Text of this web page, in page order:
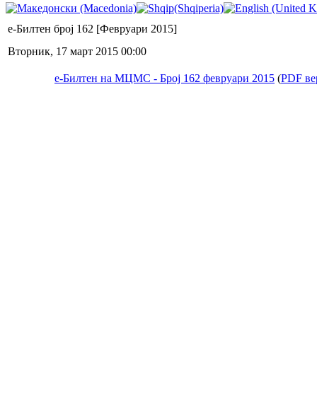
е-Билтен број 162 [Февруари 2015]
Вторник, 17 март 2015 00:00
е-Билтен на МЦМС - Број 162 февруари 2015 (PDF